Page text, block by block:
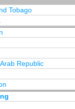
Tobago
Republic
Arab Emirates